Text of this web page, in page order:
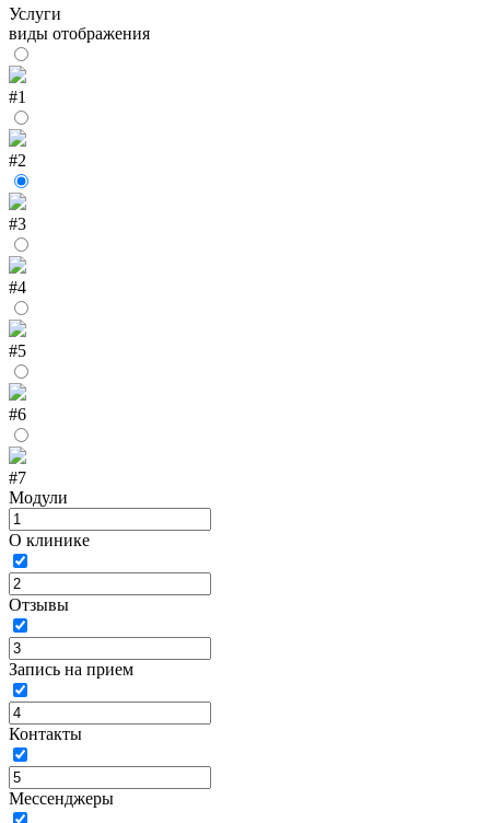
Услуги
виды отображения
#1
#2
#3
#4
#5
#6
#7
Модули
О клинике
Отзывы
Запись на прием
Контакты
Мессенджеры